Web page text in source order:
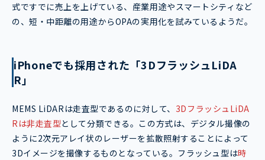
式ですでに売上を上げている、産業用途やスマートシティなど
の、短・中距離の用途からOPAの実用化を試みているようだ。
iPhoneでも採用された「3DフラッシュLiDA
R」
MEMS LiDARは走査型であるのに対して、 3DフラッシュLiDA
Rは非走査型として分類できる。この方式は、デジタル撮像の
ように2次元アレイ状のレーザーを拡散照射することによって
3Dイメージを撮像するものとなっている。フラッシュ型は時